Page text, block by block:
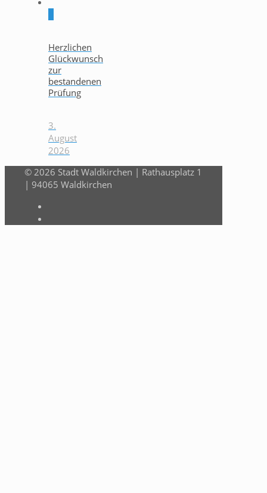
Herzlichen
Glückwunsch
zur
bestandenen
Prüfung
3.
August
2026
© 2026 Stadt Waldkirchen | Rathausplatz 1
| 94065 Waldkirchen